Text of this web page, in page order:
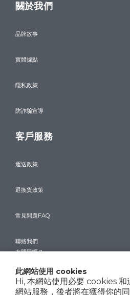
此網站使用 cookies
Hi, 本網站使用必要 cookies
網站服務，後者將在獲得你的
關於我們
品牌故事
實體據點
隱私政策
防詐騙宣導
客戶服務
運送政策
退換貨政策
常見問題FAQ
聯絡我們
有問題嗎？
$